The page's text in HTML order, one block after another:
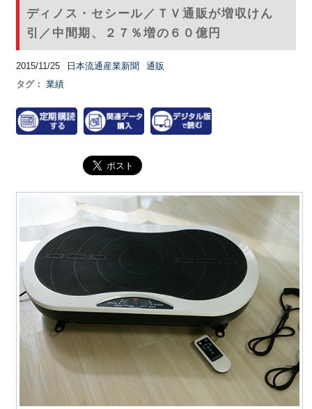
ディノス・セシール／ＴＶ通販が増収けん
引／中間期、２７％増の６０億円
2015/11/25 日本流通産業新聞
通販
タグ： 業績